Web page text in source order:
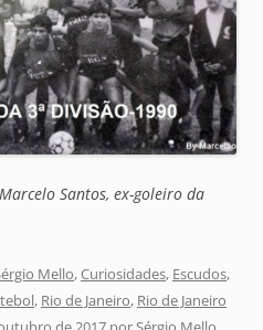
Santos, ex-goleiro da
Mello,Curiosidades, Escudos,
, Rio de Janeiro, Rio de Janeiro